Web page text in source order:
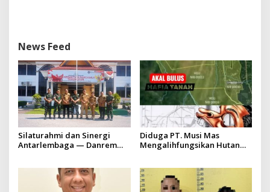
News Feed
Silaturahmi dan Sinergi
Antarlembaga — Danrem
Diduga PT. Musi Mas
Mengalihfungsikan Hutan
yang diizinkan